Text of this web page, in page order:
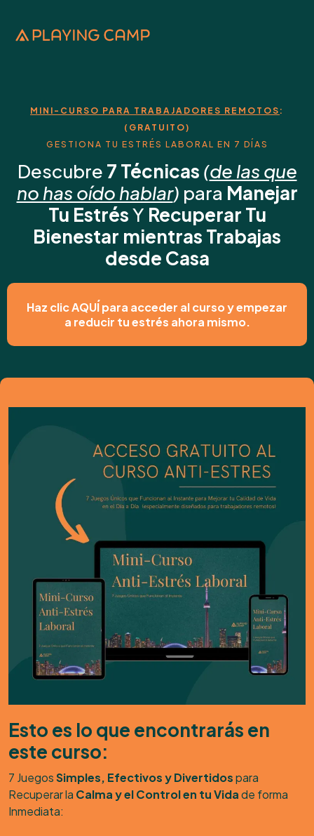
MINI-CURSO PARA TRABAJADORES REMOTOS :
(GRATUITO)
GESTIONA TU ESTRÉS LABORAL EN 7 DÍAS
Descubre 7 Técnicas (de las que
no has oído hablar) para Manejar
Tu EstrésY Recuperar Tu
Bienestar mientras Trabajas
desde Casa
Haz clic AQUÍ para acceder al curso y empezar
a reducir tu estrés ahora mismo.
Esto es lo que encontrarás en
este curso:
7 JuegosSimples, Efectivos y Divertidospara
Recuperar la Calma y el Control en tu Vidade forma
Inmediata: